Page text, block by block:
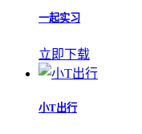
一起实习
立即下载
小T出行